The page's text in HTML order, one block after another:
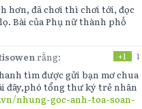
hơn, đã chơi thì chơi tới, đọc
Bài của Phụ nữ thành phố
rằng: +1 1
tìm được gửi bạn mơ chua
đây,phó tổng thư ký trẻ nhân
nhung-goc-anh-toa-soan-